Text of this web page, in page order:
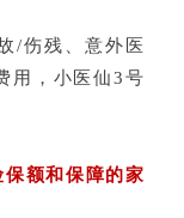
/伤残、意外医
用，小医仙3号
额和保障的家